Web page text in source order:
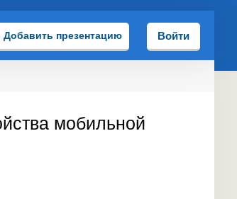
Добавить презентацию Войти
мобильной